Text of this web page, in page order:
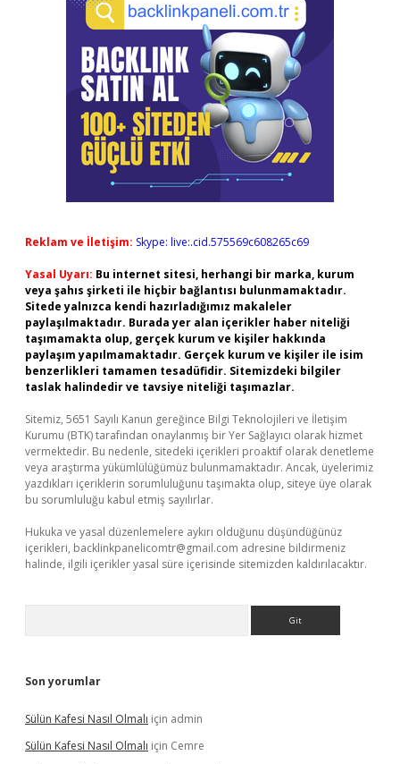
Reklam ve İletişim: Skype: live:.cid.575569c608265c69
Yasal Uyarı: Bu internet sitesi, herhangi bir marka, kurum
veya şahıs şirketi ile hiçbir bağlantısı bulunmamaktadır.
Sitede yalnızca kendi hazırladığımız makaleler
paylaşılmaktadır. Burada yer alan içerikler haber niteliği
taşımamakta olup, gerçek kurum ve kişiler hakkında
paylaşım yapılmamaktadır. Gerçek kurum ve kişiler ile isim
benzerlikleri tamamen tesadüfidir. Sitemizdeki bilgiler
taslak halindedir ve tavsiye niteliği taşımazlar.
Sitemiz, 5651 Sayılı Kanun gereğince Bilgi Teknolojileri ve İletişim
Kurumu (BTK) tarafından onaylanmış bir Yer Sağlayıcı olarak hizmet
vermektedir. Bu nedenle, sitedeki içerikleri proaktif olarak denetleme
veya araştırma yükümlülüğümüz bulunmamaktadır. Ancak, üyelerimiz
yazdıkları içeriklerin sorumluluğunu taşımakta olup, siteye üye olarak
bu sorumluluğu kabul etmiş sayılırlar.
Hukuka ve yasal düzenlemelere aykırı olduğunu düşündüğünüz
içerikleri, backlinkpanelicomtr@gmail.com adresine bildirmeniz
halinde, ilgili içerikler yasal süre içerisinde sitemizden kaldırılacaktır.
Son yorumlar
Sülün Kafesi Nasıl Olmalı için admin
Sülün Kafesi Nasıl Olmalı için Cemre